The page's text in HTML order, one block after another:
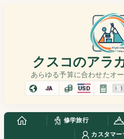
クスコのアラ
あらゆる予算に合わせたオ
JA USD
修学旅行
カスタマー